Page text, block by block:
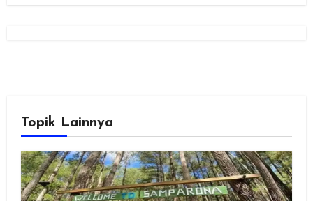
Topik Lainnya